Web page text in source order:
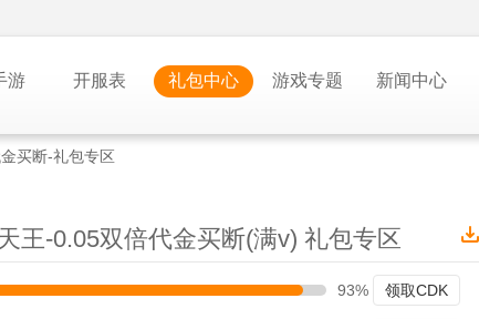
游 开服表 礼包中心 游戏专题 新闻中心
买断-礼包专区
王-0.05双倍代金买断(满v) 礼包专区
93% 领取CDK